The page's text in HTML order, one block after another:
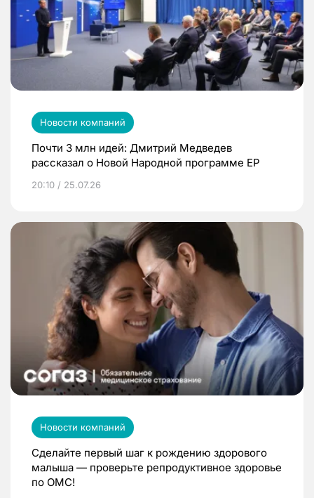
Новости компаний
Почти 3 млн идей: Дмитрий Медведев
рассказал о Новой Народной программе ЕР
20:10 / 25.07.26
Новости компаний
Сделайте первый шаг к рождению здорового
малыша — проверьте репродуктивное здоровье
по ОМС!